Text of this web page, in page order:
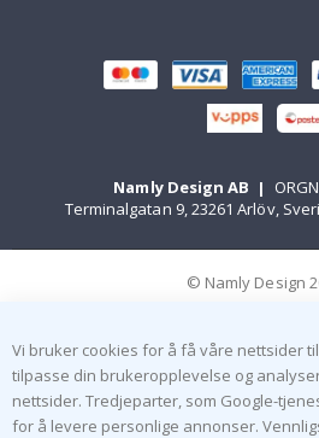
Namly Design AB |
Terminalgatan 9, 23261 Arlöv,
© Namly Design
Vi bruker cookies for å få våre nettsider
tilpasse din brukeropplevelse og
nettsider. Tredjeparter, som Google-
for å levere personlige annonser.